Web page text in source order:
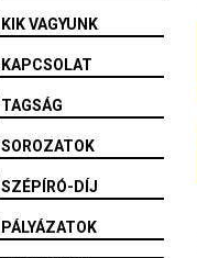
KIK VAGYUNK
KAPCSOLAT
TAGSÁG
SOROZATOK
SZÉPÍRÓ-DÍJ
PÁLYÁZATOK